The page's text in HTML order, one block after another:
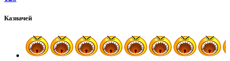
Казначей